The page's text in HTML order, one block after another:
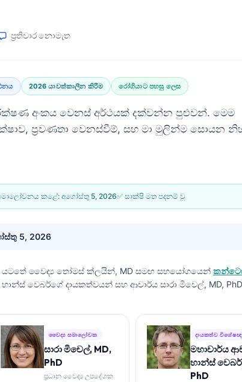
ප්‍රතිචාර නොමැත
2026 යාවත්කාලීන කිරීම රෝගියාට පහසු ලෙස
අංකය වෙනස් අර්ථයක් දක්වන්න පුළුවන්. මෙම
ප්‍රවණතා වෙනස්වීම්, සහ මා මුලින්ම සොයන
කළේ: අගෝස්තු 5, 2026✅ සාක්ෂි මත පදනම් වූ
5, 2026
යටතේ වෛද්‍ය තෝමස් ක්ලයින්, MD සමඟ සහයෝගයෙන්
හාන්ස් වෙබර්ගේ දායකත්වයන් සහ ආචාර්ය සාරා මිචෙල්, MD,
වෛද්‍ය සමාලෝචක
සාරා මිචෙල්, MD,
PhD
ප්‍රධාන වෛද්‍ය උපදේශක
දායකත්ව විශේෂඥ
මහාචාර්ය
හාන්ස්
PhD